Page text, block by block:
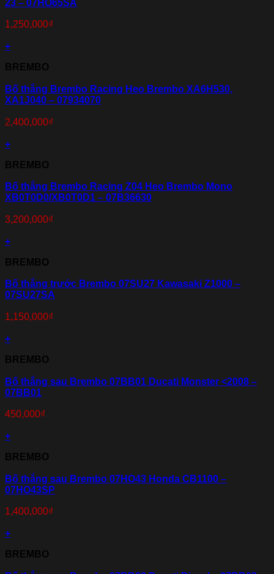
23 – 07HO65SA
1,250,000₫
+
BREMBO
Bố thắng Brembo Racing Heo Brembo XA6H530,
XA1J040 – 07934070
2,400,000₫
+
BREMBO
Bố thắng Brembo Racing Z04 Heo Brembo Mono
XB0T0D0/XB0T0D1 – 07B36630
3,200,000₫
+
BREMBO
Bố thắng trước Brembo 07SU27 Kawasaki Z1000 –
07SU27SA
1,150,000₫
+
BREMBO
Bố thắng sau Brembo 07BB01 Ducati Monster <2008 –
07BB01
450,000₫
+
BREMBO
Bố thắng sau Brembo 07HO43 Honda CB1100 –
07HO43SP
1,400,000₫
+
BREMBO